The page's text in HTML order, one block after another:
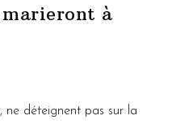
à
ne déteignent pas sur la